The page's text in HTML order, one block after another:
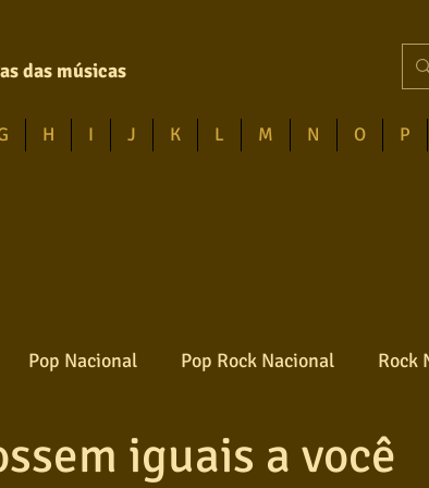
das músicas
H I J K L M N O P
Pop Nacional Pop Rock Nacional Rock
Jazz Jovem guarda Poesia
iguais a você